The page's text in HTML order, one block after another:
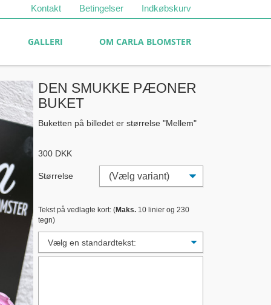
Kontakt Betingelser Indkøbskurv
GALLERI OM CARLA BLOMSTER
DEN SMUKKE PÆONER
BUKET
Buketten på billedet er størrelse "Mellem"
300DKK
Størrelse
Tekst på vedlagte kort: (Maks.10 linier og 230
tegn)